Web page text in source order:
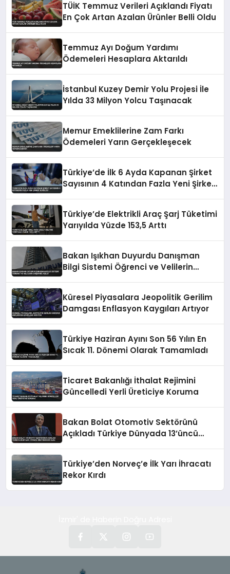
TÜİK Temmuz Verileri Açıklandı Fiyatı
En Çok Artan Azalan Ürünler Belli Oldu
Temmuz Ayı Doğum Yardımı
Ödemeleri Hesaplara Aktarıldı
İstanbul Kuzey Demir Yolu Projesi İle
Yılda 33 Milyon Yolcu Taşınacak
Memur Emeklilerine Zam Farkı
Ödemeleri Yarın Gerçekleşecek
Türkiye’de İlk 6 Ayda Kapanan Şirket
Sayısının 4 Katından Fazla Yeni Şirket
Türkiye’de Elektrikli Araç Şarj Tüketimi
Yarıyılda Yüzde 153,5 Arttı
Bakan Işıkhan Duyurdu Danışman
Bilgi Sistemi Öğrenci ve Velilerin
Küresel Piyasalara Jeopolitik Gerilim
Damgası Enflasyon Kaygıları Artıyor
Türkiye Haziran Ayını Son 56 Yılın En
Sıcak 11. Dönemi Olarak Tamamladı
Ticaret Bakanlığı İthalat Rejimini
Güncelledi Yerli Üreticiye Koruma
Bakan Bolat Otomotiv Sektörünü
Açıkladı Türkiye Dünyada 13’üncü
Türkiye’den Norveç’e İlk Yarı İhracatı
Rekor Kırdı